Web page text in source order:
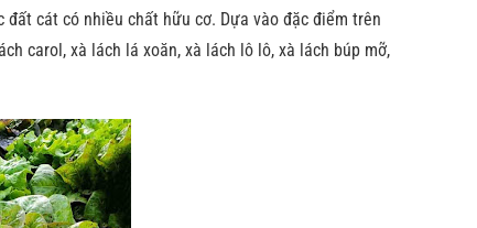
cát có nhiều chất hữu cơ. Dựa vào đặc điểm trên
carol, xà lách lá xoăn, xà lách lô lô, xà lách búp mỡ,